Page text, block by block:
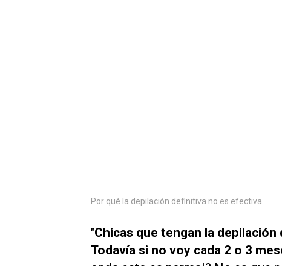
Por qué la depilación definitiva no es efectiva.
"Chicas que tengan la
Todavía si no voy cada 2 o 3